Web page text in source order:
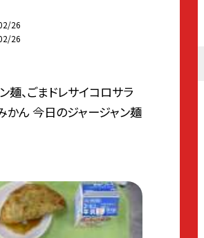
26
26
麺、ごまドレサイコロサラ
かん 今日のジャージャン麺